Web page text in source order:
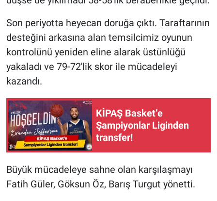
Son periyotta heyecan doruğa çıktı. Taraftarının
desteğini arkasına alan temsilcimiz oyunun
kontrolünü yeniden eline alarak üstünlüğü
yakaladı ve 79-72'lik skor ile mücadeleyi
kazandı.
KİPAŞ Basket’e
Şampiyonlar Liginden
transfer!
Büyük mücadeleye sahne olan karşılaşmayı
Fatih Güler, Göksun Öz, Barış Turgut yönetti.